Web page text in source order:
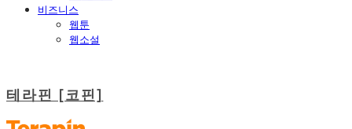
비즈니스
웹툰
웹소설
테라핀 [코핀]